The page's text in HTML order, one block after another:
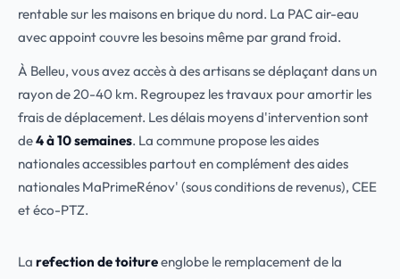
rentable sur les maisons en brique du nord. La PAC air-eau
avec appoint couvre les besoins même par grand froid.
À Belleu, vous avez accès à des artisans se déplaçant dans un
rayon de 20-40 km. Regroupez les travaux pour amortir les
frais de déplacement. Les délais moyens d'intervention sont
de4 à 10 semaines. La commune propose les aides
nationales accessibles partout en complément des aides
nationales MaPrimeRénov' (sous conditions de revenus), CEE
et éco-PTZ.
La refection de toitureenglobe le remplacement de la